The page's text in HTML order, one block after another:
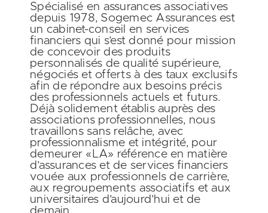
Spécialisé en assurances associatives
depuis 1978, Sogemec Assurances est
un cabinet-conseil en services
financiers qui s’est donné pour mission
de concevoir des produits
personnalisés de qualité supérieure,
négociés et offerts à des taux exclusifs
afin de répondre aux besoins précis
des professionnels actuels et futurs.
Déjà solidement établis auprès des
associations professionnelles, nous
travaillons sans relâche, avec
professionnalisme et intégrité, pour
demeurer «LA» référence en matière
d’assurances et de services financiers
vouée aux professionnels de carrière,
aux regroupements associatifs et aux
universitaires d’aujourd’hui et de
demain.